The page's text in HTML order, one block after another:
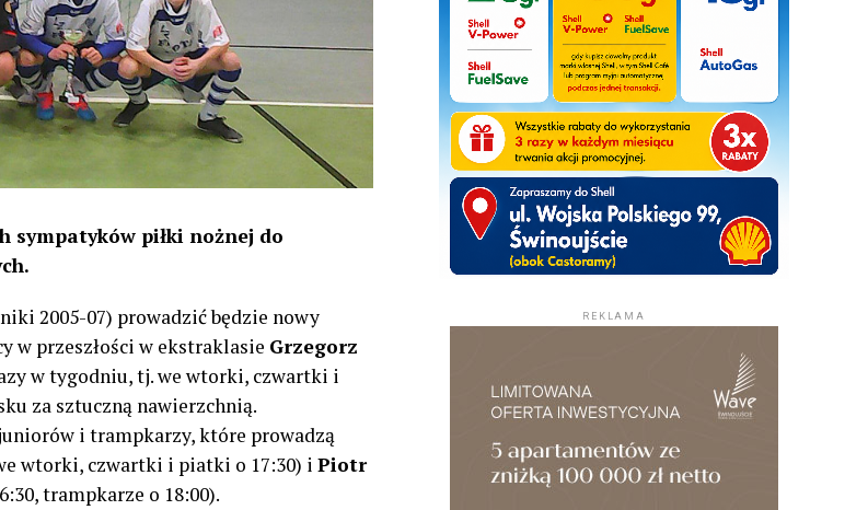
sympatyków piłki nożnej do
2005-07) prowadzić będzie nowy
w przeszłości w ekstraklasie Grzegorz
w tygodniu, tj. we wtorki, czwartki i
za sztuczną nawierzchnią.
i trampkarzy, które prowadzą
wtorki, czwartki i piatki o 17:30) i Piotr
trampkarze o 18:00).
REKLAMA